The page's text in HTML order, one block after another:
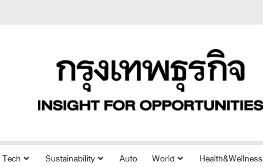
Tech Sustainability Auto World Health&Wellness